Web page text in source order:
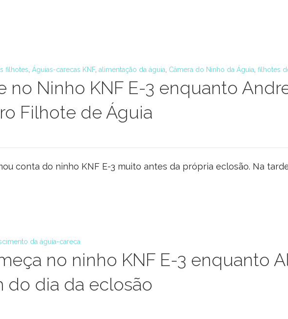
filhotes Águias-carecas KNF, alimentação da águia Câmera do Ninho da Águia filhotes
Ninho KNF E-3 enquanto
Filhote de Águia
conta do ninho KNF E-3 muito antes da própria eclosão. Na
da águia-careca
no ninho KNF E-3 enquanto
do dia da eclosão